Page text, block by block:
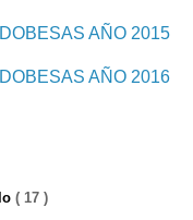
AÑO 2015
AÑO 2016
( 17 )